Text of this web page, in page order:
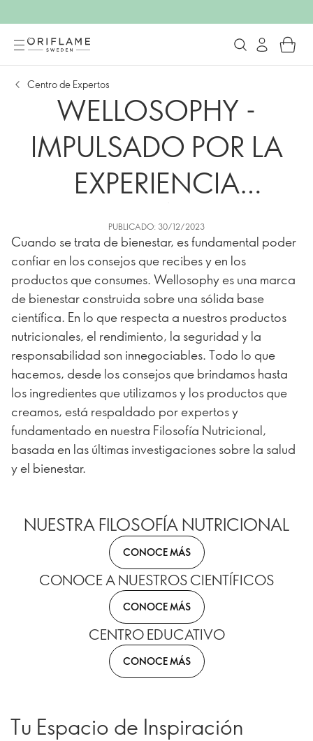
Centro de Expertos
WELLOSOPHY -
IMPULSADO POR LA
EXPERIENCIA
CIENTÍFICA
PUBLICADO: 30/12/2023
Cuando se trata de bienestar, es fundamental poder
confiar en los consejos que recibes y en los
productos que consumes. Wellosophy es una marca
de bienestar construida sobre una sólida base
científica. En lo que respecta a nuestros productos
nutricionales, el rendimiento, la seguridad y la
responsabilidad son innegociables. Todo lo que
hacemos, desde los consejos que brindamos hasta
los ingredientes que utilizamos y los productos que
creamos, está respaldado por expertos y
fundamentado en nuestra Filosofía Nutricional,
basada en las últimas investigaciones sobre la salud
y el bienestar.
NUESTRA FILOSOFÍA NUTRICIONAL
CONOCE MÁS
CONOCE A NUESTROS CIENTÍFICOS
CONOCE MÁS
CENTRO EDUCATIVO
CONOCE MÁS
Tu Espacio de Inspiración